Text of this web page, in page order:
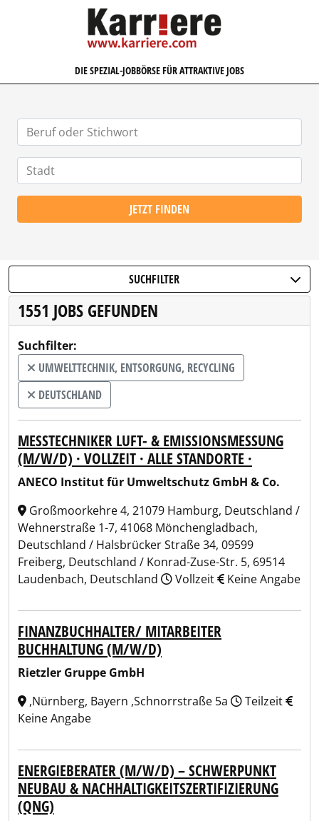
KARRIERE.COM
DIE SPEZIAL-JOBBÖRSE FÜR ATTRAKTIVE JOBS
JETZT FINDEN
SUCHFILTER
1551 JOBS GEFUNDEN
Suchfilter:
UMWELTTECHNIK, ENTSORGUNG, RECYCLING
DEUTSCHLAND
MESSTECHNIKER LUFT- & EMISSIONSMESSUNG
(M/W/D) · VOLLZEIT · ALLE STANDORTE ·
ANECO Institut für Umweltschutz GmbH & Co.
Großmoorkehre 4, 21079 Hamburg, Deutschland /
Wehnerstraße 1-7, 41068 Mönchengladbach,
Deutschland / Halsbrücker Straße 34, 09599
Freiberg, Deutschland / Konrad-Zuse-Str. 5, 69514
Laudenbach, Deutschland
Vollzeit Keine Angabe
FINANZBUCHHALTER/ MITARBEITER
BUCHHALTUNG (M/W/D)
Rietzler Gruppe GmbH
,Nürnberg, Bayern ,Schnorrstraße 5a
Teilzeit
Keine Angabe
ENERGIEBERATER (M/W/D) – SCHWERPUNKT
NEUBAU & NACHHALTIGKEITSZERTIFIZIERUNG
(QNG)